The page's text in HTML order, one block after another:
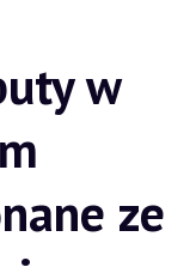
w
ze